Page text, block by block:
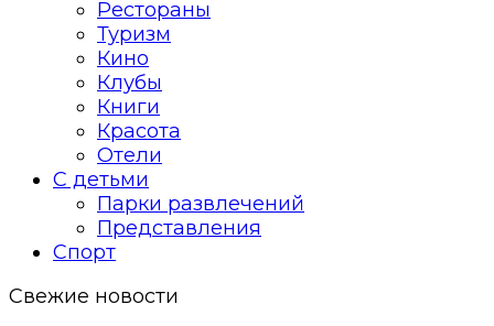
Рестораны
Туризм
Кино
Клубы
Книги
Красота
Отели
С детьми
Парки развлечений
Представления
Спорт
Свежие новости